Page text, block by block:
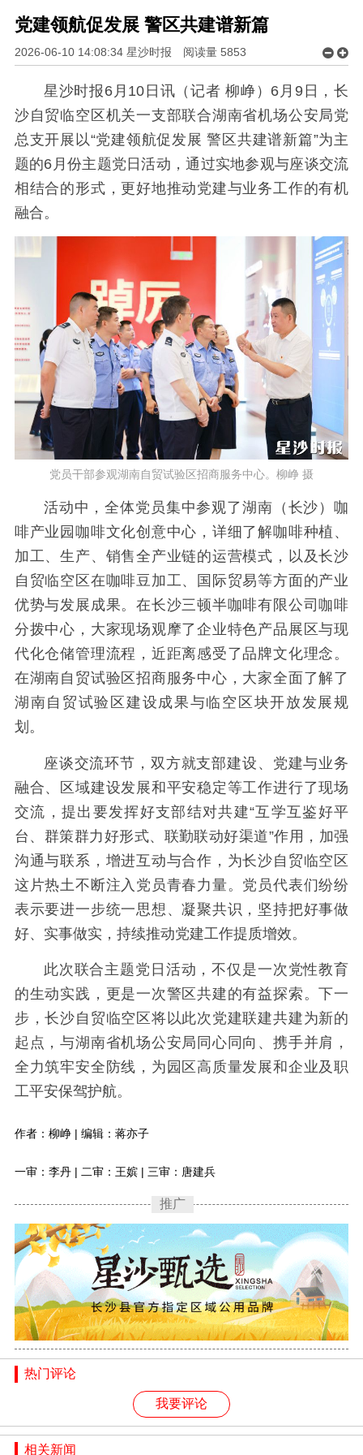
党建领航促发展 警区共建谱新篇
2026-06-10 14:08:34 星沙时报 阅读量 5853
星沙时报6月10日讯（记者 柳峥）6月9日，长
沙自贸临空区机关一支部联合湖南省机场公安局党
总支开展以“党建领航促发展 警区共建谱新篇”为主
题的6月份主题党日活动，通过实地参观与座谈交流
相结合的形式，更好地推动党建与业务工作的有机
融合。
党员干部参观湖南自贸试验区招商服务中心。柳峥 摄
活动中，全体党员集中参观了湖南（长沙）咖
啡产业园咖啡文化创意中心，详细了解咖啡种植、
加工、生产、销售全产业链的运营模式，以及长沙
自贸临空区在咖啡豆加工、国际贸易等方面的产业
优势与发展成果。在长沙三顿半咖啡有限公司咖啡
分拨中心，大家现场观摩了企业特色产品展区与现
代化仓储管理流程，近距离感受了品牌文化理念。
在湖南自贸试验区招商服务中心，大家全面了解了
湖南自贸试验区建设成果与临空区块开放发展规
划。
座谈交流环节，双方就支部建设、党建与业务
融合、区域建设发展和平安稳定等工作进行了现场
交流，提出要发挥好支部结对共建“互学互鉴好平
台、群策群力好形式、联勤联动好渠道”作用，加强
沟通与联系，增进互动与合作，为长沙自贸临空区
这片热土不断注入党员青春力量。党员代表们纷纷
表示要进一步统一思想、凝聚共识，坚持把好事做
好、实事做实，持续推动党建工作提质增效。
此次联合主题党日活动，不仅是一次党性教育
的生动实践，更是一次警区共建的有益探索。下一
步，长沙自贸临空区将以此次党建联建共建为新的
起点，与湖南省机场公安局同心同向、携手并肩，
全力筑牢安全防线，为园区高质量发展和企业及职
工平安保驾护航。
作者：柳峥 | 编辑：蒋亦子
一审：李丹 | 二审：王嫔 | 三审：唐建兵
推广
热门评论
我要评论
相关新闻